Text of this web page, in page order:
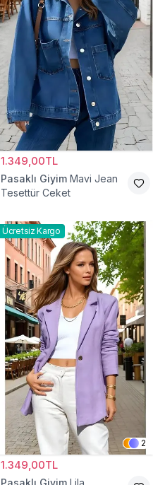
1.349,00TL
Pasaklı Giyim Mavi Jean
Tesettür Ceket
Ücretsiz Kargo
2
1.349,00TL
Pasaklı Giyim Lila